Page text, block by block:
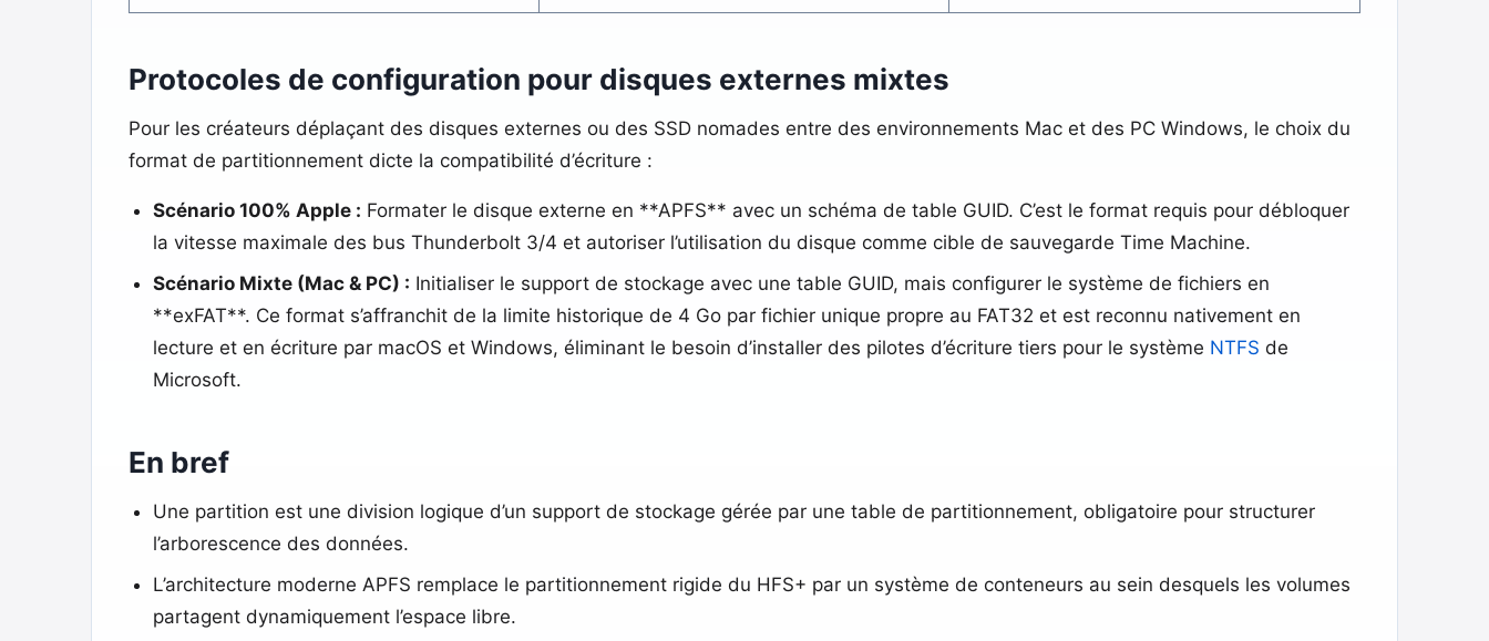
Protocoles de configuration pour disques externes mixtes
Pour les créateurs déplaçant des disques externes ou des SSD nomades entre des environnements Mac et des PC Windows, le choix du
format de partitionnement dicte la compatibilité d’écriture :
Scénario 100% Apple : Formater le disque externe en **APFS** avec un schéma de table GUID. C’est le format requis pour débloquer
la vitesse maximale des bus Thunderbolt 3/4 et autoriser l’utilisation du disque comme cible de sauvegarde Time Machine.
Scénario Mixte (Mac & PC) : Initialiser le support de stockage avec une table GUID, mais configurer le système de fichiers en
**exFAT**. Ce format s’affranchit de la limite historique de 4 Go par fichier unique propre au FAT32 et est reconnu nativement en
lecture et en écriture par macOS et Windows, éliminant le besoin d’installer des pilotes d’écriture tiers pour le système NTFS de
Microsoft.
En bref
Une partition est une division logique d’un support de stockage gérée par une table de partitionnement, obligatoire pour structurer
l’arborescence des données.
L’architecture moderne APFS remplace le partitionnement rigide du HFS+ par un système de conteneurs au sein desquels les volumes
partagent dynamiquement l’espace libre.